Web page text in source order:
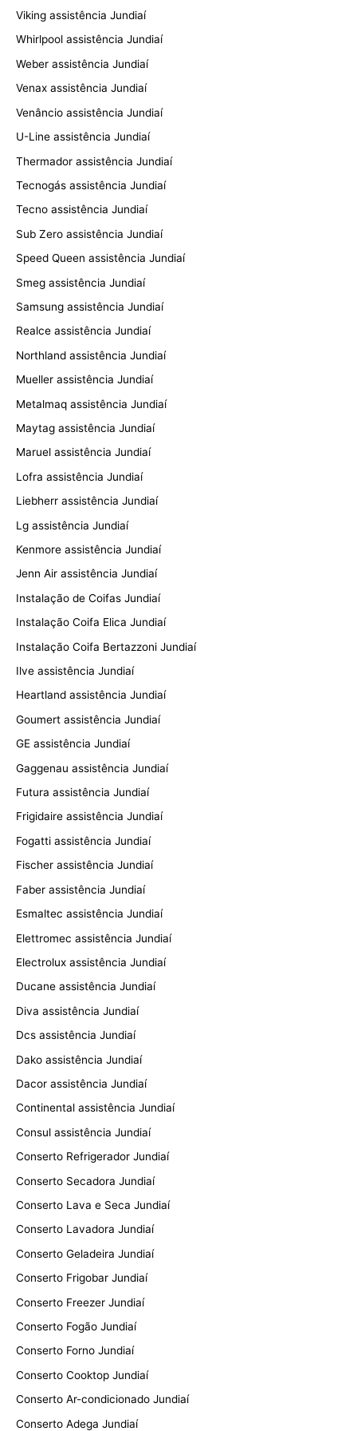
Viking assistência Jundiaí
Whirlpool assistência Jundiaí
Weber assistência Jundiaí
Venax assistência Jundiaí
Venâncio assistência Jundiaí
U-Line assistência Jundiaí
Thermador assistência Jundiaí
Tecnogás assistência Jundiaí
Tecno assistência Jundiaí
Sub Zero assistência Jundiaí
Speed Queen assistência Jundiaí
Smeg assistência Jundiaí
Samsung assistência Jundiaí
Realce assistência Jundiaí
Northland assistência Jundiaí
Mueller assistência Jundiaí
Metalmaq assistência Jundiaí
Maytag assistência Jundiaí
Maruel assistência Jundiaí
Lofra assistência Jundiaí
Liebherr assistência Jundiaí
Lg assistência Jundiaí
Kenmore assistência Jundiaí
Jenn Air assistência Jundiaí
Instalação de Coifas Jundiaí
Instalação Coifa Elica Jundiaí
Instalação Coifa Bertazzoni Jundiaí
Ilve assistência Jundiaí
Heartland assistência Jundiaí
Goumert assistência Jundiaí
GE assistência Jundiaí
Gaggenau assistência Jundiaí
Futura assistência Jundiaí
Frigidaire assistência Jundiaí
Fogatti assistência Jundiaí
Fischer assistência Jundiaí
Faber assistência Jundiaí
Esmaltec assistência Jundiaí
Elettromec assistência Jundiaí
Electrolux assistência Jundiaí
Ducane assistência Jundiaí
Diva assistência Jundiaí
Dcs assistência Jundiaí
Dako assistência Jundiaí
Dacor assistência Jundiaí
Continental assistência Jundiaí
Consul assistência Jundiaí
Conserto Refrigerador Jundiaí
Conserto Secadora Jundiaí
Conserto Lava e Seca Jundiaí
Conserto Lavadora Jundiaí
Conserto Geladeira Jundiaí
Conserto Frigobar Jundiaí
Conserto Freezer Jundiaí
Conserto Fogão Jundiaí
Conserto Forno Jundiaí
Conserto Cooktop Jundiaí
Conserto Ar-condicionado Jundiaí
Conserto Adega Jundiaí